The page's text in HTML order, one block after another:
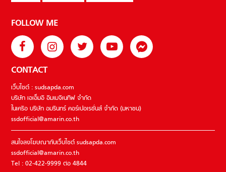
FOLLOW ME
CONTACT
เว็บไซต์ : sudsapda.com
บริษัท เอเอ็มอี อิมเมจิเนทีฟ จำกัด
ในเครือ บริษัท อมรินทร์ คอร์เปอเรชั่นส์ จำกัด (มหาชน)
ssdofficial@amarin.co.th
สนใจลงโฆษณากับเว็บไซต์ sudsapda.com
ssdofficial@amarin.co.th
Tel : 02-422-9999 ต่อ 4844